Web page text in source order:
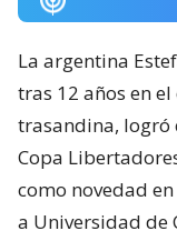
La argentina
tras 12 años en
trasandina, logró
Copa
como novedad
a Universidad de